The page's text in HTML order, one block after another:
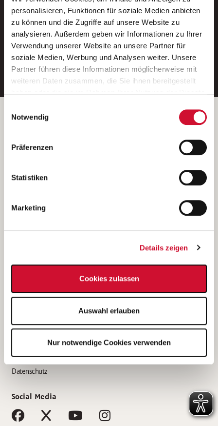
personalisieren, Funktionen für soziale Medien anbieten
zu können und die Zugriffe auf unsere Website zu
analysieren. Außerdem geben wir Informationen zu Ihrer
Verwendung unserer Website an unsere Partner für
soziale Medien, Werbung und Analysen weiter. Unsere
Partner führen diese Informationen möglicherweise mit
weiteren Daten zusammen, die Sie ihnen bereitgestellt
Wenn Sie auf „Cookies zulassen“ klicken, so stimmen
Sie der Speicherung sämtlicher Cookies zu. Sie können
Ihre Einwilligung selbstverständlich jederzeit widerrufen,
indem Sie die Cookie-Einstellungen aufrufen und diese
unsererDatenschutzerklärung
Notwendig
Präferenzen
Statistiken
Marketing
Details zeigen
Cookies zulassen
Auswahl erlauben
Nur notwendige Cookies verwenden
Neue Stellen per E-Mail.
Ein kostenloser Service von AWO
Jobs.
E-Mail-Adresse eintragen
Betreiber der Webseite
Kantstraße 45a
(Ein Tochterunternehmen des AWO Bezirksverbandes Unterfranken
e.V.)
Bewerbung als Altenpflegehelfer*in
Bewerbung als Erzieher*in
AWO Gliederungen nach Bundesland
Impressum
Datenschutz
Social Media